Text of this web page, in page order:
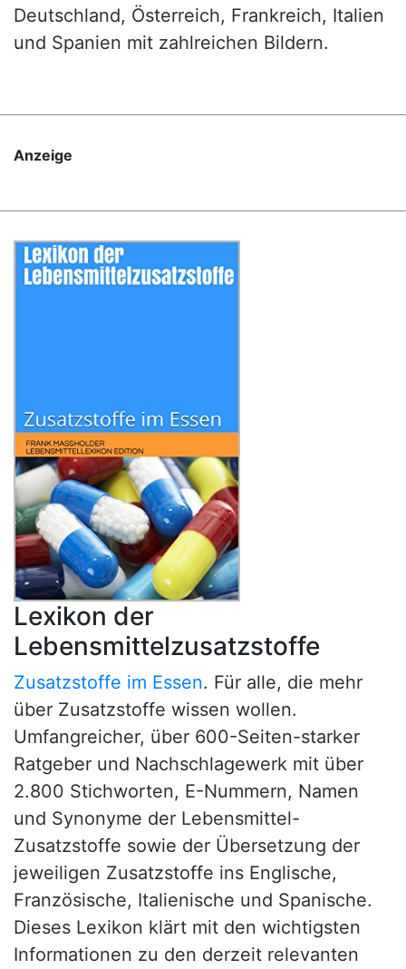
Deutschland, Österreich, Frankreich, Italien
und Spanien mit zahlreichen Bildern.
Anzeige
Lexikon der
Lebensmittelzusatzstoffe
Zusatzstoffe im Essen. Für alle, die mehr
über Zusatzstoffe wissen wollen.
Umfangreicher, über 600-Seiten-starker
Ratgeber und Nachschlagewerk mit über
2.800 Stichworten, E-Nummern, Namen
und Synonyme der Lebensmittel-
Zusatzstoffe sowie der Übersetzung der
jeweiligen Zusatzstoffe ins Englische,
Französische, Italienische und Spanische.
Dieses Lexikon klärt mit den wichtigsten
Informationen zu den derzeit relevanten